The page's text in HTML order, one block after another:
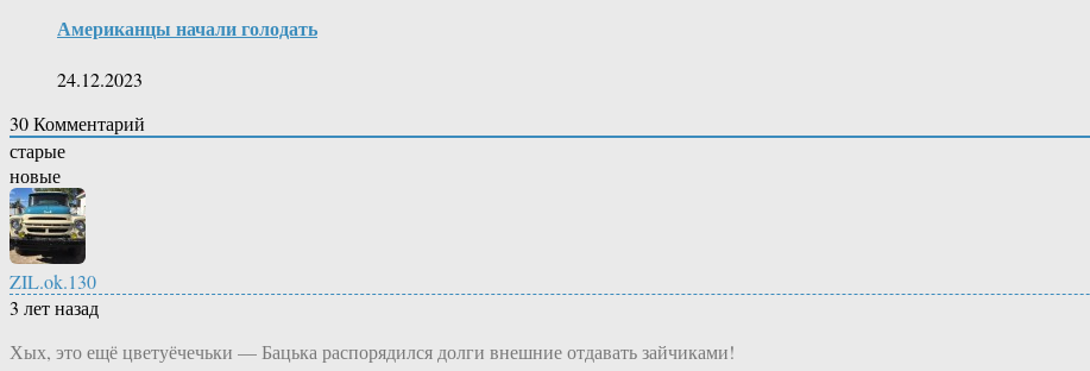
Американцы начали голодать
24.12.2023
30Комментарий
старые
новые
ZIL.ok.130
3 лет назад
Хых, это ещё цветуёчечьки — Бацька распорядился долги внешние отдавать зайчиками!